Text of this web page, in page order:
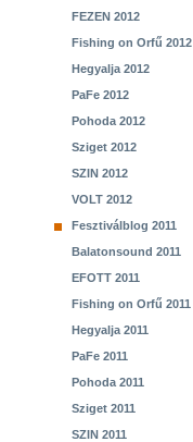
FEZEN 2012
Fishing on Orfű 2012
Hegyalja 2012
PaFe 2012
Pohoda 2012
Sziget 2012
SZIN 2012
VOLT 2012
Fesztiválblog 2011
Balatonsound 2011
EFOTT 2011
Fishing on Orfű 2011
Hegyalja 2011
PaFe 2011
Pohoda 2011
Sziget 2011
SZIN 2011